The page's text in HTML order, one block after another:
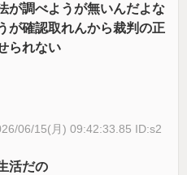
が調べようが無いんだよな
が確認取れんから裁判の正
られない
06/15(月) 09:42:33.85 ID:s2
活だの